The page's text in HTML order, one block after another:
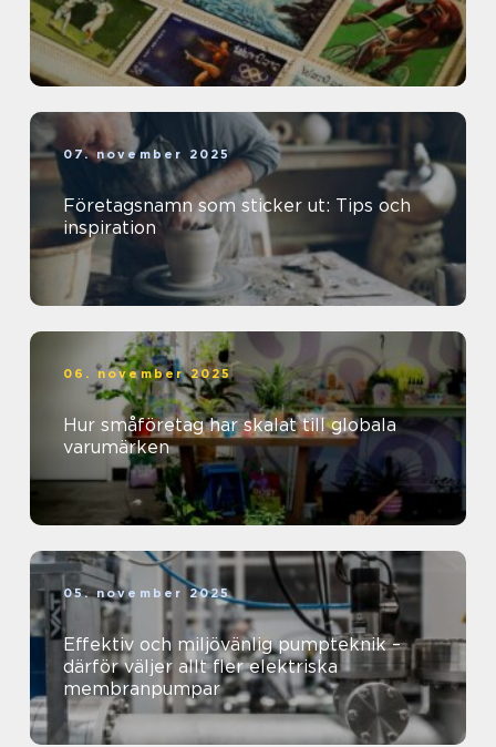
07. november 2025
Företagsnamn som sticker ut: Tips och
inspiration
06. november 2025
Hur småföretag har skalat till globala
varumärken
05. november 2025
Effektiv och miljövänlig pumpteknik –
därför väljer allt fler elektriska
membranpumpar